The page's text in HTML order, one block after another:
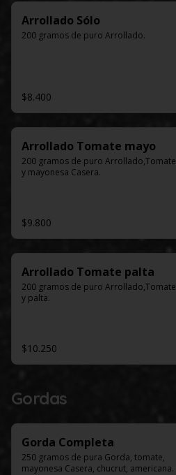
Arrollado Sólo
200 gramos de puro Arrollado.
$8.400
Arrollado Tomate mayo
200 gramos de puro Arrollado,Tomate
y mayonesa Casera.
$9.800
Arrollado Tomate palta
200 gramos de puro Arrollado,Tomate
y palta.
$10.250
Gordas
Gorda Completa
250 gramos de pura Gorda, tomate,
mayonesa Casera, chucrut, americana.